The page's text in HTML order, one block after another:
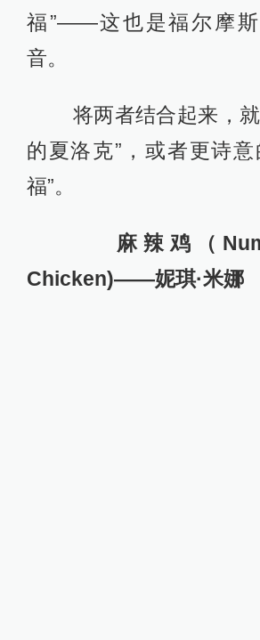
福”——这也是福尔摩
音。
将两者结合起来，就
的夏洛克”，或者更诗
福”。
麻辣鸡（
Chicken)——妮琪·米娜